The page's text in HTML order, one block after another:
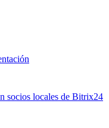
socios locales de Bitrix24